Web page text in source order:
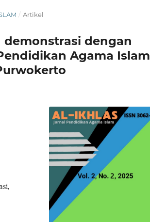
/ Artikel
dengan
Agama Islam